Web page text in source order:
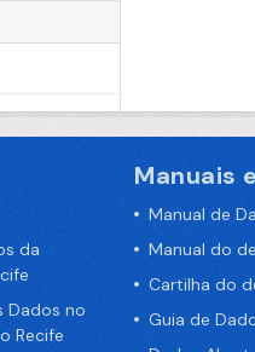
da
Dados no
Recife
Manuais
Manual de
Manual do
Cartilha do
Guia de